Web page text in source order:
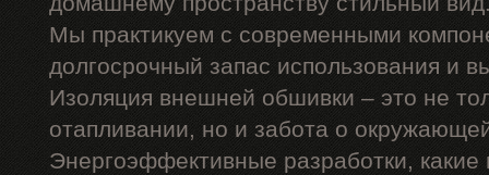
Мы практикуем с современными
долгосрочный запас использования и
Изоляция внешней обшивки – это не
отапливании, но и забота о
Энергоэффективные разработки,